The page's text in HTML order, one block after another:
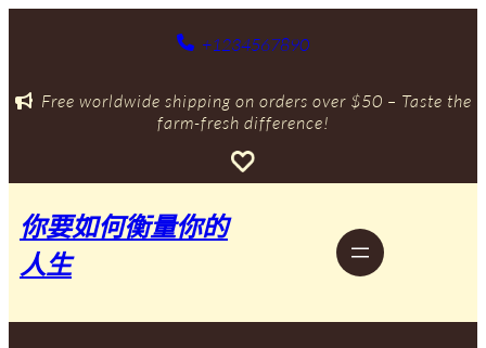
內
+1234567890
Free worldwide shipping on orders over $50 – Taste the
farm-fresh difference!
你要如何衡量你的
人生